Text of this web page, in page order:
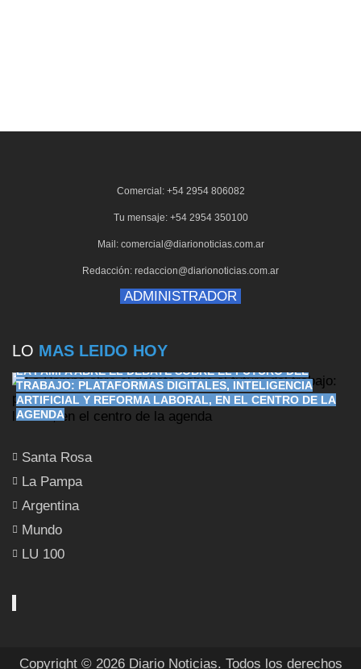
Comercial: +54 2954 806082
Tu mensaje: +54 2954 350100
Mail: comercial@diarionoticias.com.ar
Redacción: redaccion@diarionoticias.com.ar
ADMINISTRADOR
LO MAS LEIDO HOY
LA PAMPA ABRE EL DEBATE SOBRE EL FUTURO DEL
TRABAJO: PLATAFORMAS DIGITALES, INTELIGENCIA
ARTIFICIAL Y REFORMA LABORAL, EN EL CENTRO DE LA
AGENDA
Santa Rosa
La Pampa
Argentina
Mundo
LU 100
Copyright © 2026 Diario Noticias. Todos los derechos